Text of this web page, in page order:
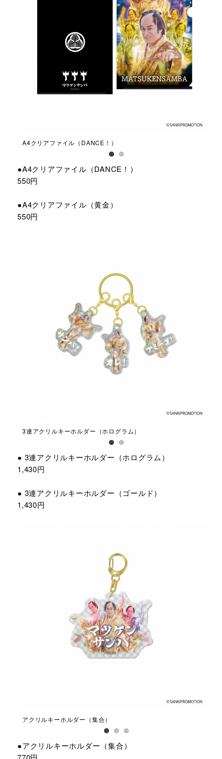
A4クリアファイル（DANCE！）
●A4クリアファイル（DANCE！）
550円
●A4クリアファイル（黄金）
550円
3連アクリルキーホルダー（ホログラム）
● 3連アクリルキーホルダー（ホログラム）
1,430円
● 3連アクリルキーホルダー（ゴールド）
1,430円
アクリルキーホルダー（集合）
●アクリルキーホルダー（集合）